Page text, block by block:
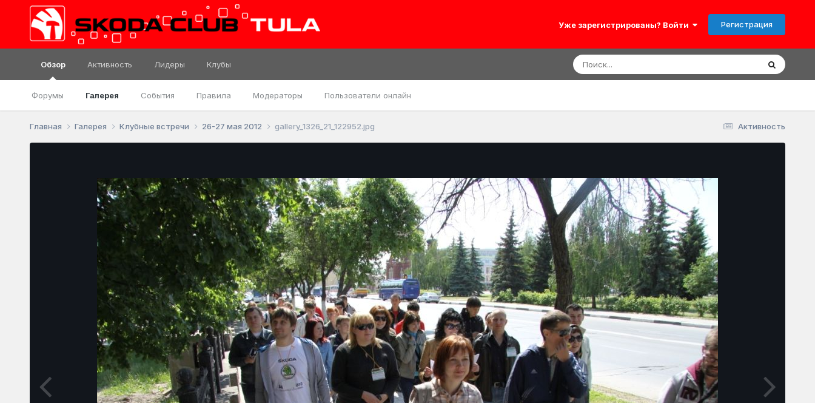
Уже зарегистрированы? Войти Регистрация
Обзор
Форумы Галерея События Правила Модераторы Пользователи онлайн
Активность Лидеры Клубы
Активность
Главная Галерея Клубные встречи 26-27 мая 2012 gallery_1326_21_122952.jpg